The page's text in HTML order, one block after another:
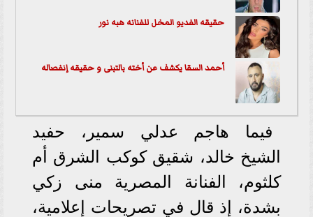
حقيقه الفديو المخل للفنانه هبه نور
أحمد السقا يكشف عن أخته بالتبنى و حقيقه إنفصاله
فيما هاجم عدلي سمير، حفيد
الشيخ خالد، شقيق كوكب الشرق أم
كلثوم، الفنانة المصرية منى زكي
بشدة، إذ قال في تصريحات إعلامية،